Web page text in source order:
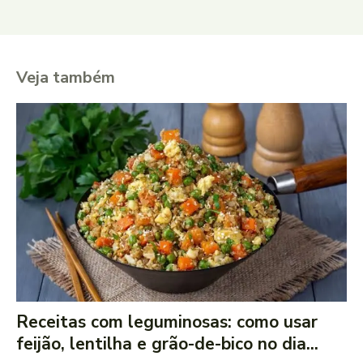
Veja também
Receitas com leguminosas: como usar
feijão, lentilha e grão-de-bico no dia...